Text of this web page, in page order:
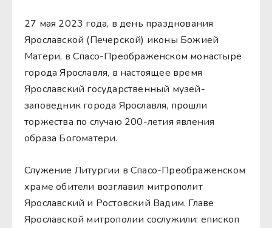
27 мая 2023 года, в день празднования
Ярославской (Печерской) иконы Божией
Матери, в Спасо-Преображенском монастыре
города Ярославля, в настоящее время
Ярославский государственный музей-
заповедник города Ярославля, прошли
торжества по случаю 200-летия явления
образа Богоматери.
Служение Литургии в Спасо-Преображенском
храме обители возглавил митрополит
Ярославский и Ростовский Вадим. Главе
Ярославской митрополии сослужили: епископ